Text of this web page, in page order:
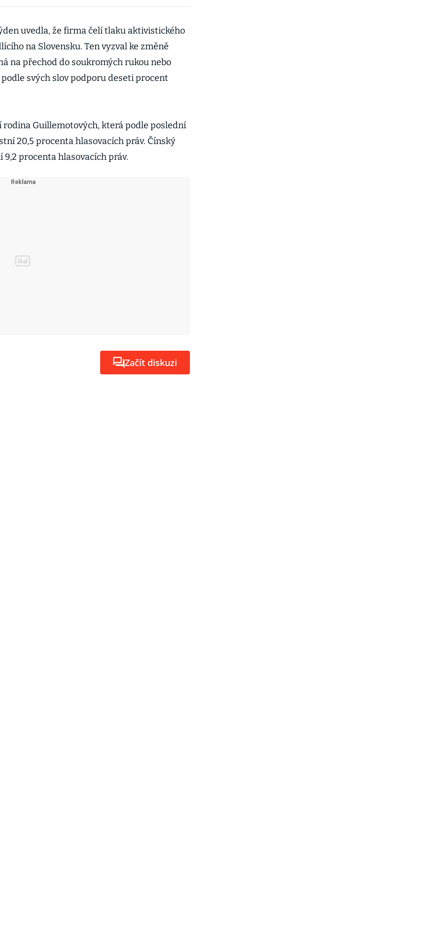
uvedla, že firma čelí tlaku aktivistického
na Slovensku. Ten vyzval ke změně
na přechod do soukromých rukou nebo
svých slov podporu deseti procent
Guillemotových, která podle poslední
20,5 procenta hlasovacích práv. Čínský
procenta hlasovacích práv.
Začít diskuzi